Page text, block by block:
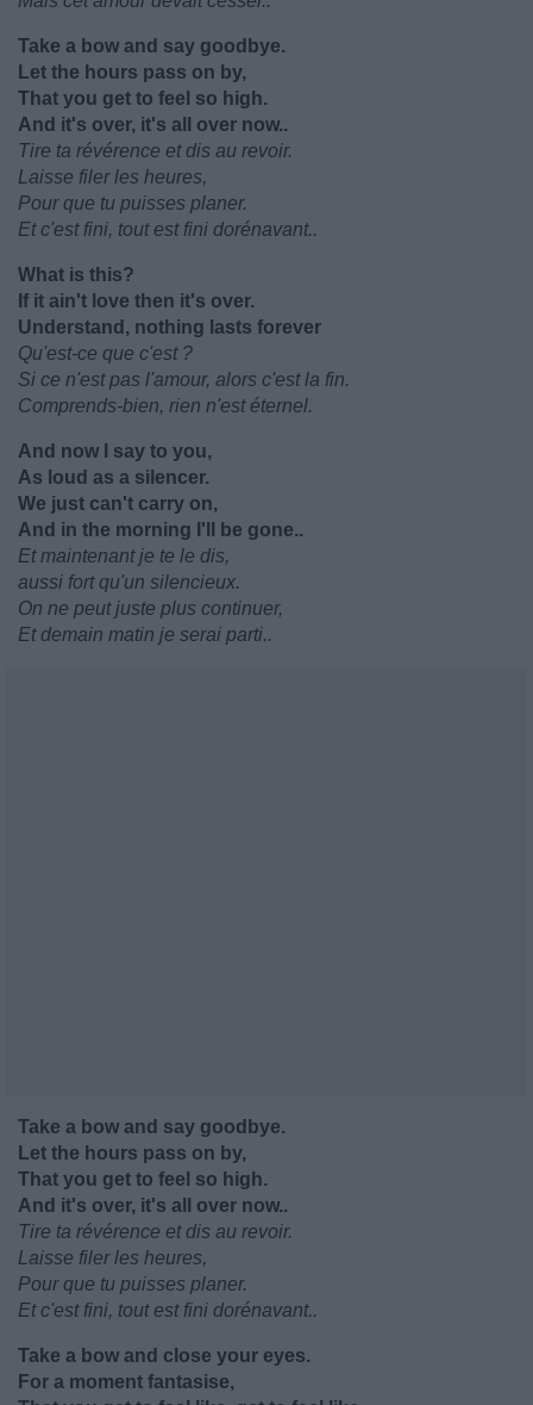
Take a bow and say goodbye.
Let the hours pass on by,
That you get to feel so high.
And it's over, it's all over now..
Tire ta révérence et dis au revoir.
Laisse filer les heures,
Pour que tu puisses planer.
Et c'est fini, tout est fini dorénavant..
What is this?
If it ain't love then it's over.
Understand, nothing lasts forever
Qu'est-ce que c'est ?
Si ce n'est pas l'amour, alors c'est la fin.
Comprends-bien, rien n'est éternel.
And now I say to you,
As loud as a silencer.
We just can't carry on,
And in the morning I'll be gone..
Et maintenant je te le dis,
aussi fort qu'un silencieux.
On ne peut juste plus continuer,
Et demain matin je serai parti..
Take a bow and say goodbye.
Let the hours pass on by,
That you get to feel so high.
And it's over, it's all over now..
Tire ta révérence et dis au revoir.
Laisse filer les heures,
Pour que tu puisses planer.
Et c'est fini, tout est fini dorénavant..
Take a bow and close your eyes.
For a moment fantasise,